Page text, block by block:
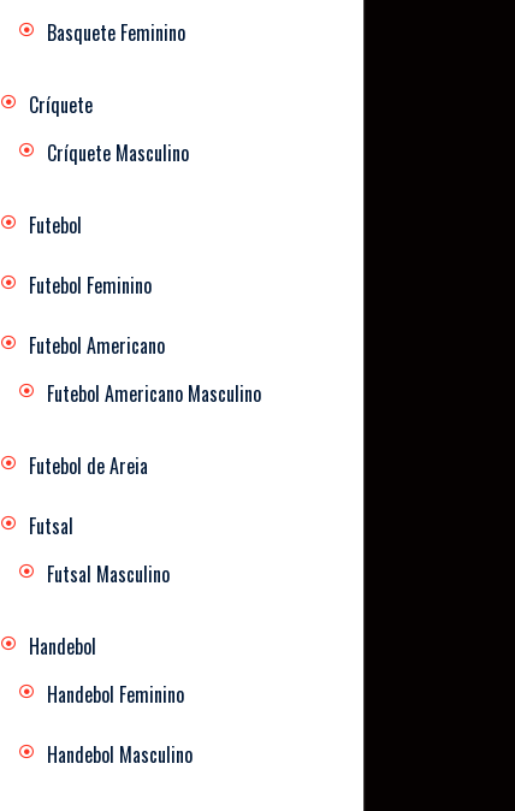
Basquete Feminino
Críquete
Críquete Masculino
Futebol
Futebol Feminino
Futebol Americano
Futebol Americano Masculino
Futebol de Areia
Futsal
Futsal Masculino
Handebol
Handebol Feminino
Handebol Masculino